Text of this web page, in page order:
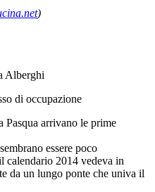
)
Alberghi
di occupazione
Pasqua arrivano le prime
essere poco
calendario 2014 vedeva in
da un lungo ponte che univa il